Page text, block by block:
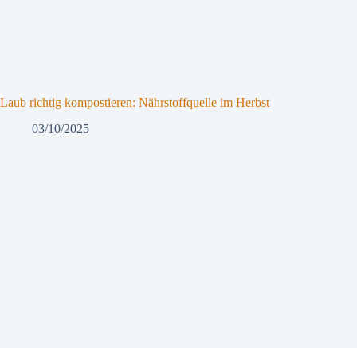
Laub richtig kompostieren: Nährstoffquelle im Herbst
03/10/2025